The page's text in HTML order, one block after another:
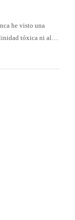
he visto una
tóxica ni al…